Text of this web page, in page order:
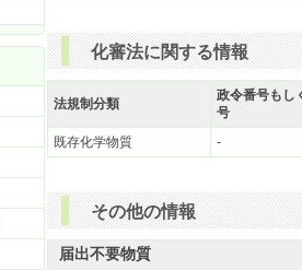
化審法に関する情報
法規制分類
政令番号もし
号
既存化学物質
-
その他の情報
届出不要物質